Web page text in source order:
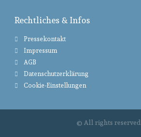
Rechtliches & Infos
Pressekontakt
Impressum
AGB
Datenschutzerklärung
Cookie-Einstellungen
© All rights reserved